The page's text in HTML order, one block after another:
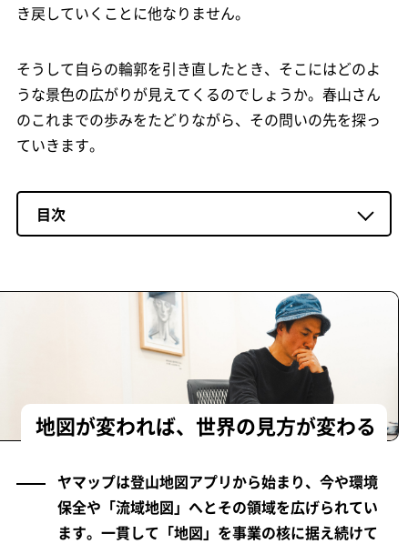
き戻していくことに他なりません。
そうして自らの輪郭を引き直したとき、そこにはどのよ
うな景色の広がりが見えてくるのでしょうか。春山さん
のこれまでの歩みをたどりながら、その問いの先を探っ
ていきます。
目次
地図が変われば、世界の見方が変わる
ヤマップは登山地図アプリから始まり、今や環境
保全や「流域地図」へとその領域を広げられてい
ます。一貫して「地図」を事業の核に据え続けて